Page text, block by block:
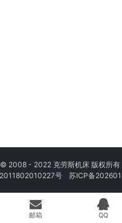
2008 - 2022 克劳斯机床 版权所有
号
苏ICP备
邮箱 QQ